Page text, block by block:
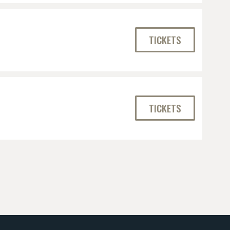
TICKETS
TICKETS